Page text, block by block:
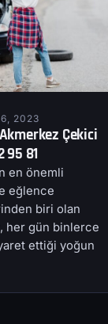
2023
Çekici
95 81
en önemli
eğlence
biri olan
her gün binlerce
ettiği yoğun